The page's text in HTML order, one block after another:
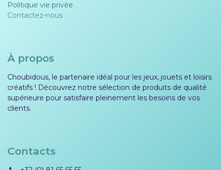
Politique vie privée​​
Contactez-nous
À propos
Choubidous, le partenaire idéal pour les jeux, jouets et loisirs
créatifs ! Découvrez notre sélection de produits de qualité
supérieure pour satisfaire pleinement les besoins de vos
clients.
Contacts